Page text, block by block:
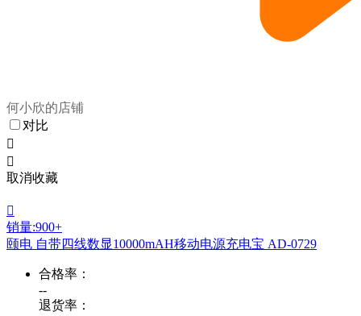
何小欣的店铺
对比


取消收藏

销量:900+
颐电 自带四线数显10000mAH移动电源充电宝 AD-0729
合格率：
--
退货率：